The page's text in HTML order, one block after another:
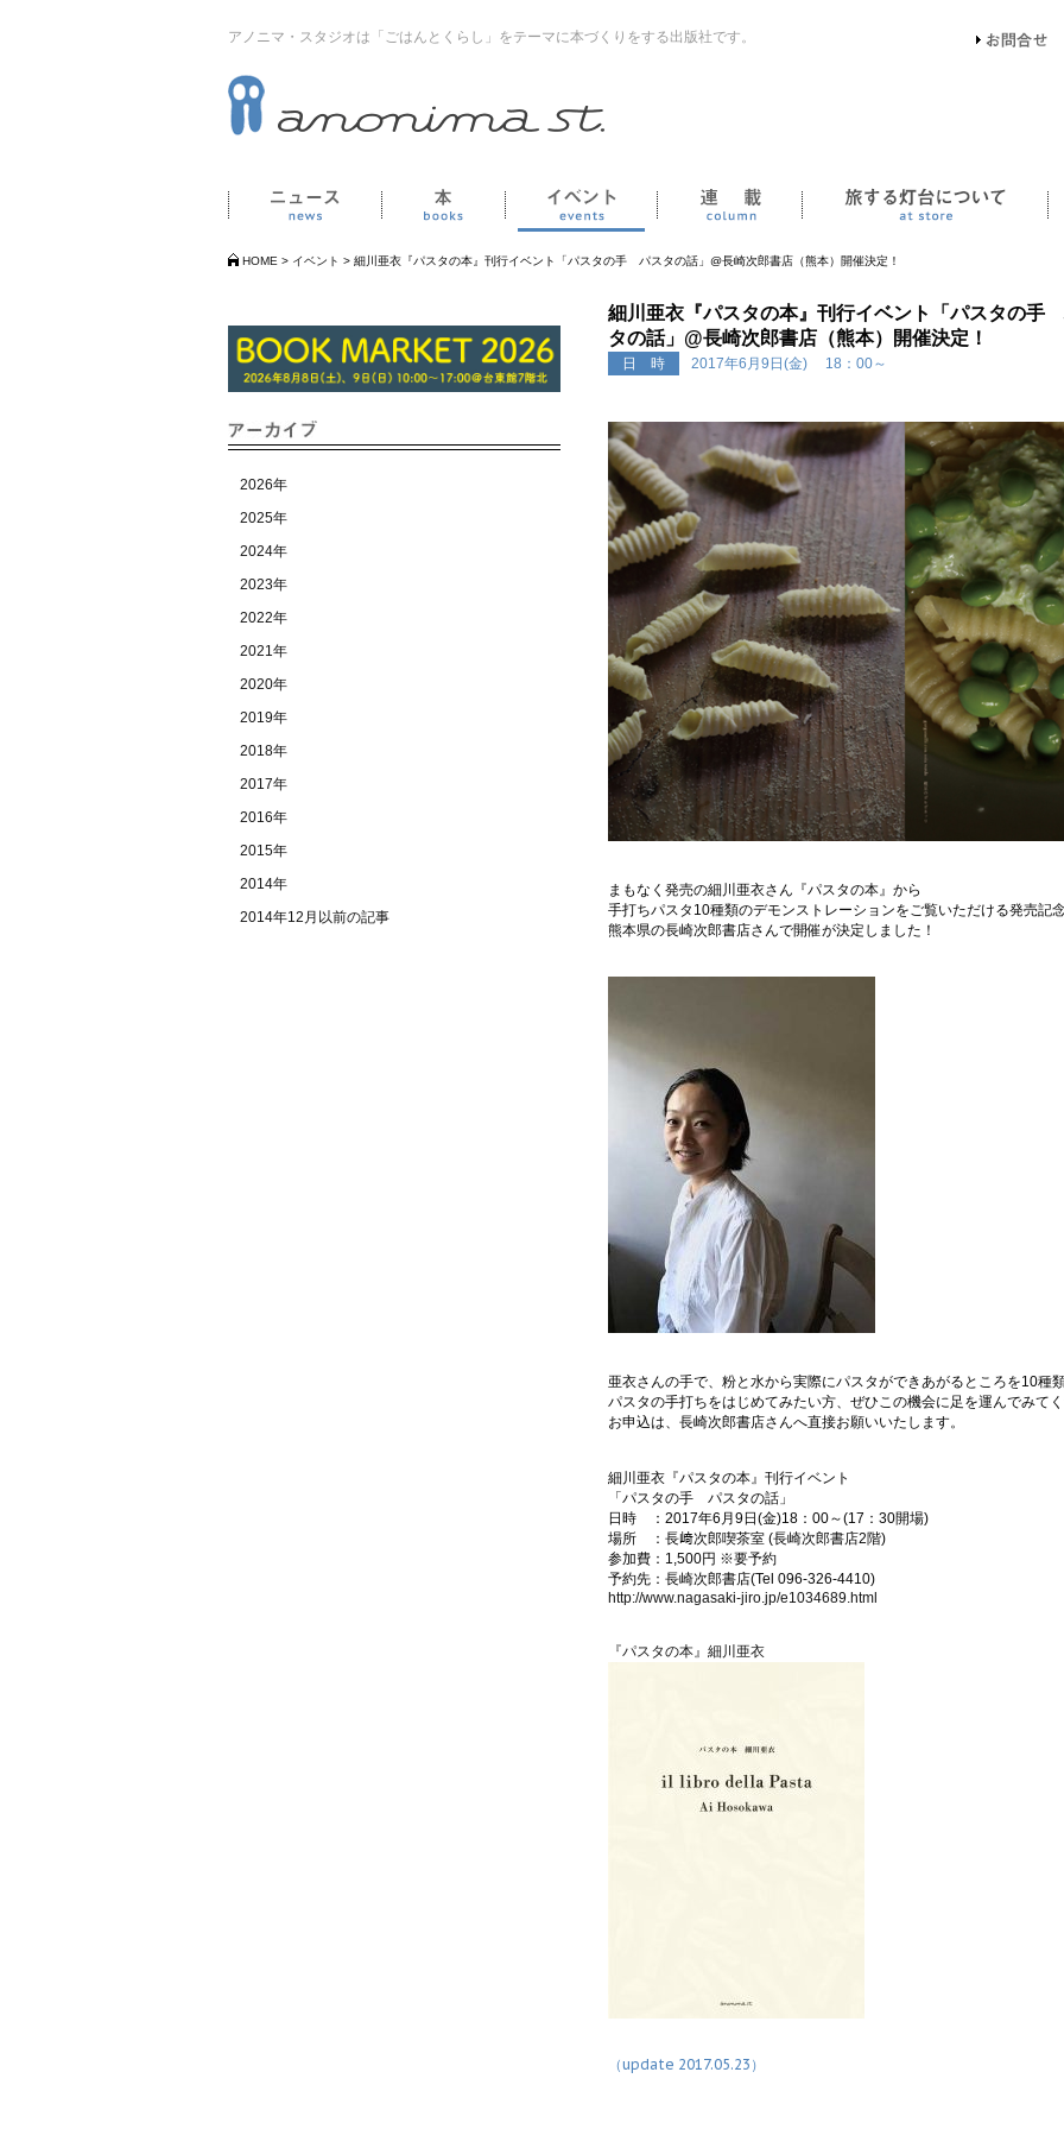
アノニマ・スタジオは「ごはんとくらし」をテーマに本づくりをする出版社です。
ニュース 本 イベント 連載
HOME > イベント > 細川亜衣『パスタの本』刊行イベント「パスタの手 パスタの話」@長崎次郎書店（熊本）開催決定！
2026年
2025年
2024年
2023年
2022年
2021年
2020年
2019年
2018年
2017年
2016年
2015年
2014年
2014年12月以前の記事
細川亜衣『パスタの本』刊行イベント「パスタの手
タの話」@長崎次郎書店（熊本）開催決定！
日 時 2017年6月9日(金) 18：00～
まもなく発売の細川亜衣さん『パスタの本』から
手打ちパスタ10種類のデモンストレーションをご覧いただける発売記
熊本県の長崎次郎書店さんで開催が決定しました！
亜衣さんの手で、粉と水から実際にパスタができあがるところを10種
パスタの手打ちをはじめてみたい方、ぜひこの機会に足を運んでみてく
お申込は、長崎次郎書店さんへ直接お願いいたします。
細川亜衣『パスタの本』刊行イベント
「パスタの手 パスタの話」
日時 ：2017年6月9日(金)18：00～(17：30開場)
場所 ：長﨑次郎喫茶室 (長崎次郎書店2階)
参加費：1,500円 ※要予約
予約先：長崎次郎書店(Tel 096-326-4410)
http://www.nagasaki-jiro.jp/e1034689.html
『パスタの本』細川亜衣
（update 2017.05.23）